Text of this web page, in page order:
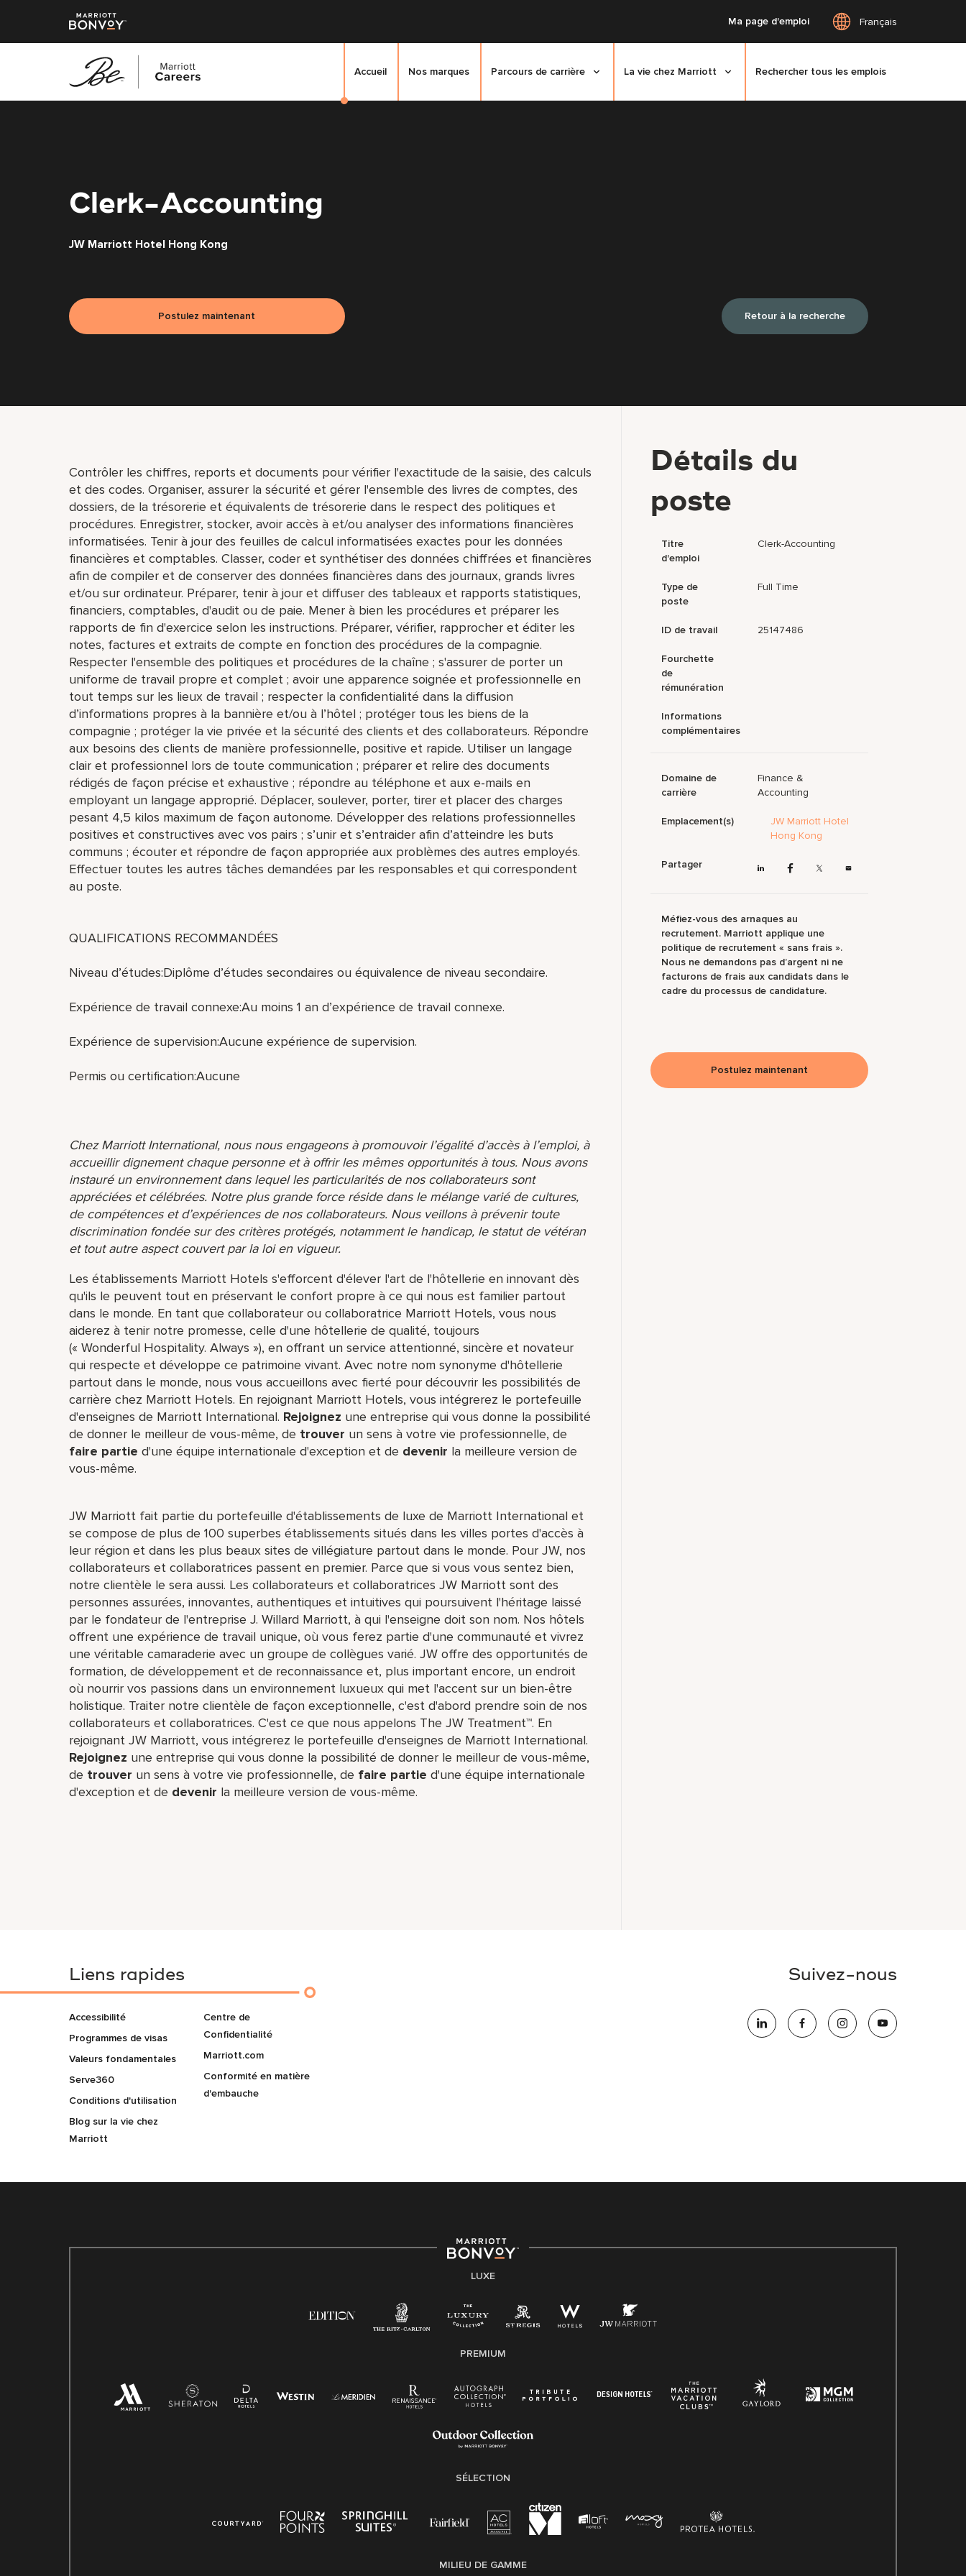
Ma page d'emploi Français
Accueil Nos marques Parcours de carrière La vie chez Marriott Rechercher tous les emplois
Clerk-Accounting
JW Marriott Hotel Hong Kong
Postulez maintenant Retour à la recherche
Contrôler les chiffres, reports et documents pour vérifier l'exactitude de la saisie, des calculs
et des codes. Organiser, assurer la sécurité et gérer l'ensemble des livres de comptes, des
dossiers, de la trésorerie et équivalents de trésorerie dans le respect des politiques et
procédures. Enregistrer, stocker, avoir accès à et/ou analyser des informations financières
informatisées. Tenir à jour des feuilles de calcul informatisées exactes pour les données
financières et comptables. Classer, coder et synthétiser des données chiffrées et financières
afin de compiler et de conserver des données financières dans des journaux, grands livres
et/ou sur ordinateur. Préparer, tenir à jour et diffuser des tableaux et rapports statistiques,
financiers, comptables, d'audit ou de paie. Mener à bien les procédures et préparer les
rapports de fin d'exercice selon les instructions. Préparer, vérifier, rapprocher et éditer les
notes, factures et extraits de compte en fonction des procédures de la compagnie.
Respecter l'ensemble des politiques et procédures de la chaîne ; s'assurer de porter un
uniforme de travail propre et complet ; avoir une apparence soignée et professionnelle en
tout temps sur les lieux de travail ; respecter la confidentialité dans la diffusion
d’informations propres à la bannière et/ou à l’hôtel ; protéger tous les biens de la
compagnie ; protéger la vie privée et la sécurité des clients et des collaborateurs. Répondre
aux besoins des clients de manière professionnelle, positive et rapide. Utiliser un langage
clair et professionnel lors de toute communication ; préparer et relire des documents
rédigés de façon précise et exhaustive ; répondre au téléphone et aux e-mails en
employant un langage approprié. Déplacer, soulever, porter, tirer et placer des charges
pesant 4,5 kilos maximum de façon autonome. Développer des relations professionnelles
positives et constructives avec vos pairs ; s’unir et s’entraider afin d’atteindre les buts
communs ; écouter et répondre de façon appropriée aux problèmes des autres employés.
Effectuer toutes les autres tâches demandées par les responsables et qui correspondent
au poste.
QUALIFICATIONS RECOMMANDÉES
Niveau d’études:Diplôme d’études secondaires ou équivalence de niveau secondaire.
Expérience de travail connexe:Au moins 1 an d’expérience de travail connexe.
Expérience de supervision:Aucune expérience de supervision.
Permis ou certification:Aucune
Chez Marriott International, nous nous engageons à promouvoir l’égalité d’accès à l’emploi, à
accueillir dignement chaque personne et à offrir les mêmes opportunités à tous. Nous avons
instauré un environnement dans lequel les particularités de nos collaborateurs sont
appréciées et célébrées. Notre plus grande force réside dans le mélange varié de cultures,
de compétences et d’expériences de nos collaborateurs. Nous veillons à prévenir toute
discrimination fondée sur des critères protégés, notamment le handicap, le statut de vétéran
et tout autre aspect couvert par la loi en vigueur.
Les établissements Marriott Hotels s'efforcent d'élever l'art de l'hôtellerie en innovant dès
qu'ils le peuvent tout en préservant le confort propre à ce qui nous est familier partout
dans le monde. En tant que collaborateur ou collaboratrice Marriott Hotels, vous nous
aiderez à tenir notre promesse, celle d'une hôtellerie de qualité, toujours
(« Wonderful Hospitality. Always »), en offrant un service attentionné, sincère et novateur
qui respecte et développe ce patrimoine vivant. Avec notre nom synonyme d'hôtellerie
partout dans le monde, nous vous accueillons avec fierté pour découvrir les possibilités de
carrière chez Marriott Hotels. En rejoignant Marriott Hotels, vous intégrerez le portefeuille
d'enseignes de Marriott International. Rejoignez une entreprise qui vous donne la possibilité
de donner le meilleur de vous-même,​ de trouver un sens à votre vie professionnelle, de
faire partie d'une équipe internationale​ d'exception et de devenir la meilleure version de
vous-même.
JW Marriott fait partie du portefeuille d'établissements de luxe de Marriott International et
se compose de plus de 100 superbes établissements situés dans les villes portes d'accès à
leur région et dans les plus beaux sites de villégiature partout dans le monde. Pour JW, nos
collaborateurs et collaboratrices passent en premier. Parce que si vous vous sentez bien,
notre clientèle le sera aussi. Les collaborateurs et collaboratrices JW Marriott sont des
personnes assurées, innovantes, authentiques et intuitives qui poursuivent l'héritage laissé
par le fondateur de l'entreprise J. Willard Marriott, à qui l'enseigne doit son nom. Nos hôtels
offrent une expérience de travail unique, où vous ferez partie d'une communauté et vivrez
une véritable camaraderie avec un groupe de collègues varié. JW offre des opportunités de
formation, de développement et de reconnaissance et, plus important encore, un endroit
où nourrir vos passions dans un environnement luxueux qui met l'accent sur un bien-être
holistique. Traiter notre clientèle de façon exceptionnelle, c'est d'abord prendre soin de nos
collaborateurs et collaboratrices. C'est ce que nous appelons The JW Treatment™. En
rejoignant JW Marriott, vous intégrerez le portefeuille d'enseignes de Marriott International.
Rejoignez une entreprise qui vous donne la possibilité de donner le meilleur de vous-même,​
de trouver un sens à votre vie professionnelle, de faire partie d'une équipe internationale​
d'exception et de devenir la meilleure version de vous-même.
Détails du
poste
Titre
d'emploi
Clerk-Accounting
Type de
poste
Full Time
ID de travail 25147486
Fourchette
de
rémunération
Informations
complémentaires
Domaine de
carrière
Finance &
Accounting
Emplacement(s)
JW Marriott Hotel
Hong Kong
Partager
Méfiez-vous des arnaques au
recrutement. Marriott applique une
politique de recrutement « sans frais ».
Nous ne demandons pas d’argent ni ne
facturons de frais aux candidats dans le
cadre du processus de candidature.
Postulez maintenant
Liens rapides
Accessibilité
Programmes de visas
Valeurs fondamentales
Serve360
Conditions d'utilisation
Blog sur la vie chez
Marriott
Centre de
Confidentialité
Marriott.com
Conformité en matière
d'embauche
Suivez-nous
LUXE
PREMIUM
SÉLECTION
MILIEU DE GAMME